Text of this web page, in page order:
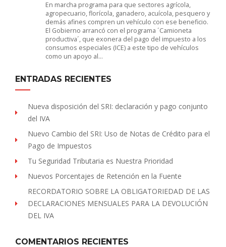
En marcha programa para que sectores agrícola,
agropecuario, florícola, ganadero, acuícola, pesquero y
demás afines compren un vehículo con ese beneficio.
El Gobierno arrancó con el programa ´Camioneta
productiva´, que exonera del pago del impuesto a los
consumos especiales (ICE) a este tipo de vehículos
como un apoyo al…
ENTRADAS RECIENTES
Nueva disposición del SRI: declaración y pago conjunto
del IVA
Nuevo Cambio del SRI: Uso de Notas de Crédito para el
Pago de Impuestos
Tu Seguridad Tributaria es Nuestra Prioridad
Nuevos Porcentajes de Retención en la Fuente
RECORDATORIO SOBRE LA OBLIGATORIEDAD DE LAS
DECLARACIONES MENSUALES PARA LA DEVOLUCIÓN
DEL IVA
COMENTARIOS RECIENTES